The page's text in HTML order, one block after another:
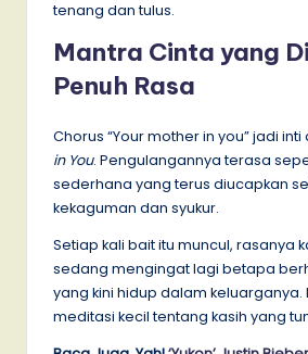
tenang dan tulus.
Mantra Cinta yang
Penuh Rasa
Chorus “Your mother in you” jadi inti
in You. Pengulangannya terasa
sederhana yang terus diucapkan
kekaguman dan syukur.
Setiap kali bait itu muncul, rasanya
sedang mengingat lagi betapa
yang kini hidup dalam keluarganya.
meditasi kecil tentang kasih yang